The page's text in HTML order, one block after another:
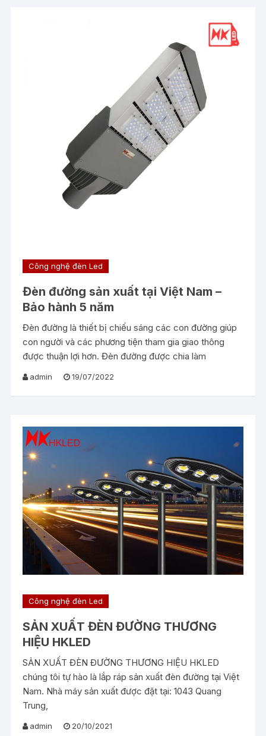
Công nghệ đèn Led
Đèn đường sản xuất tại Việt Nam –
Bảo hành 5 năm
Đèn đường là thiết bị chiếu sáng các con đường giúp
con người và các phương tiện tham gia giao thông
được thuận lợi hơn. Đèn đường được chia làm
admin 19/07/2022
Công nghệ đèn Led
SẢN XUẤT ĐÈN ĐƯỜNG THƯƠNG
HIỆU HKLED
SẢN XUẤT ĐÈN ĐƯỜNG THƯƠNG HIỆU HKLED
chúng tôi tự hào là lắp ráp sản xuất đèn đường tại Việt
Nam. Nhà máy sản xuất được đặt tại: 1043 Quang
Trung,
admin 20/10/2021